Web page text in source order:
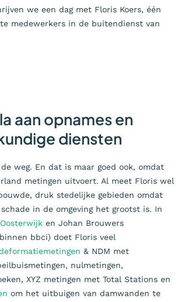
we een dag met Floris Koers, één
medewerkers in de buitendienst van
aan opnames en
diensten
weg. En dat is maar goed ook, omdat
metingen uitvoert. Al meet Floris wel
druk stedelijke gebieden omdat
in de omgeving het grootst is. In
en Johan Brouwers
bbci) doet Floris veel
& NDM met
nulmetingen,
XYZ metingen met Total Stations en
om het uitbuigen van damwanden te